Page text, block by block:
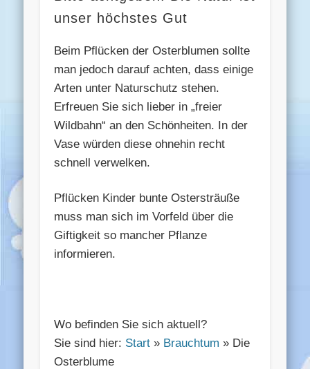
unser höchstes Gut
Beim Pflücken der Osterblumen sollte
man jedoch darauf achten, dass einige
Arten unter Naturschutz stehen.
Erfreuen Sie sich lieber in „freier
Wildbahn“ an den Schönheiten. In der
Vase würden diese ohnehin recht
schnell verwelken.
Pflücken Kinder bunte Ostersträuße
muss man sich im Vorfeld über die
Giftigkeit so mancher Pflanze
informieren.
Wo befinden Sie sich aktuell?
Sie sind hier: Start » Brauchtum » Die
Osterblume